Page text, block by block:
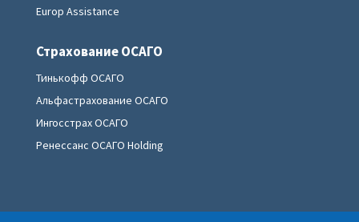
Europ Assistance
Страхование ОСАГО
Тинькофф ОСАГО
Альфастрахование ОСАГО
Ингосстрах ОСАГО
Ренессанс ОСАГО Holding